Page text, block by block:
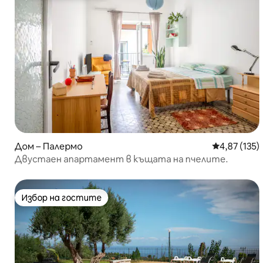
Дом – Палермо Средна
4,87 (135)
Двустаен апартамент в къщата на пчелите.
Избор на гостите
Избор на гостите